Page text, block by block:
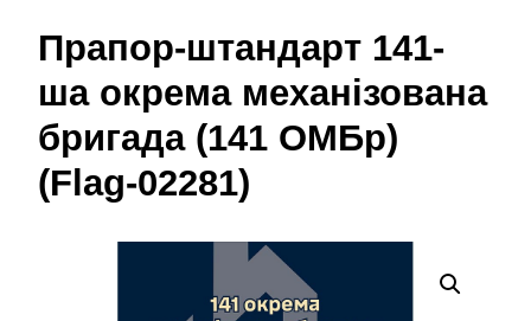
Прапор-штандарт 141-
ша окрема механізована
бригада (141 ОМБр)
(Flag-02281)